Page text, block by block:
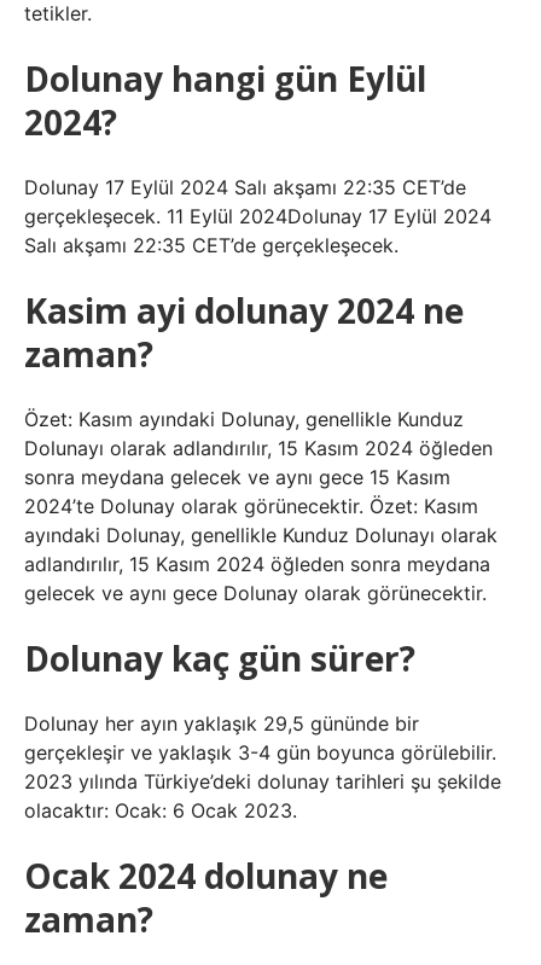
tetikler.
Dolunay hangi gün Eylül
2024?
Dolunay 17 Eylül 2024 Salı akşamı 22:35 CET’de
gerçekleşecek. 11 Eylül 2024Dolunay 17 Eylül 2024
Salı akşamı 22:35 CET’de gerçekleşecek.
Kasim ayi dolunay 2024 ne
zaman?
Özet: Kasım ayındaki Dolunay, genellikle Kunduz
Dolunayı olarak adlandırılır, 15 Kasım 2024 öğleden
sonra meydana gelecek ve aynı gece 15 Kasım
2024’te Dolunay olarak görünecektir. Özet: Kasım
ayındaki Dolunay, genellikle Kunduz Dolunayı olarak
adlandırılır, 15 Kasım 2024 öğleden sonra meydana
gelecek ve aynı gece Dolunay olarak görünecektir.
Dolunay kaç gün sürer?
Dolunay her ayın yaklaşık 29,5 gününde bir
gerçekleşir ve yaklaşık 3-4 gün boyunca görülebilir.
2023 yılında Türkiye’deki dolunay tarihleri ​​şu şekilde
olacaktır: Ocak: 6 Ocak 2023.
Ocak 2024 dolunay ne
zaman?